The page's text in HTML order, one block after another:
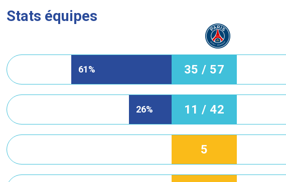
Stats équipes
61% 35 / 57
26% 11 / 42
5